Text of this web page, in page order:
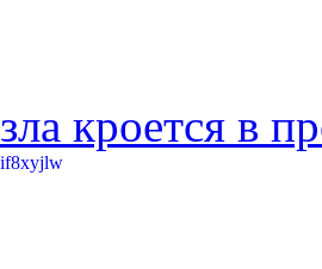
кроется в